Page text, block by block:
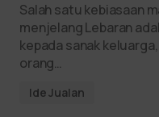
Salah satu kebiasaan
menjelang Lebaran
kepada sanak
orang…
Ide Jualan